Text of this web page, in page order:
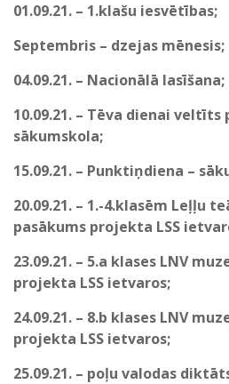
01.09.21. – 1.klašu iesvētības;
Septembris – dzejas mēnesis;
04.09.21. – Nacionālā lasīšana;
10.09.21. – Tēva dienai veltīts
sākumskola;
15.09.21. – Punktiņdiena –
20.09.21. – 1.-4.klasēm Leļļu
pasākums projekta LSS
23.09.21. – 5.a klases LNV
projekta LSS ietvaros;
24.09.21. – 8.b klases LNV
projekta LSS ietvaros;
25.09.21. – poļu valodas